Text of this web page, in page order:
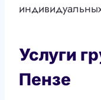
Услуги
Пензе